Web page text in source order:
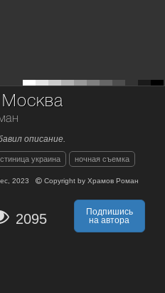
описание.
украина ночная съемка
2023 Copyright by Храмов Роман
2095
Подпишись
на автора